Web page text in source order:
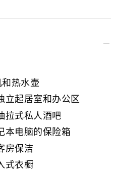
热水壶
立起居室和办公区
拉式私人酒吧
本电脑的保险箱
房保洁
式衣橱